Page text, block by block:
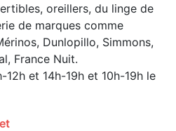
oreillers, du linge de
de marques comme
Dunlopillo, Simmons,
France Nuit.
et 14h-19h et 10h-19h le